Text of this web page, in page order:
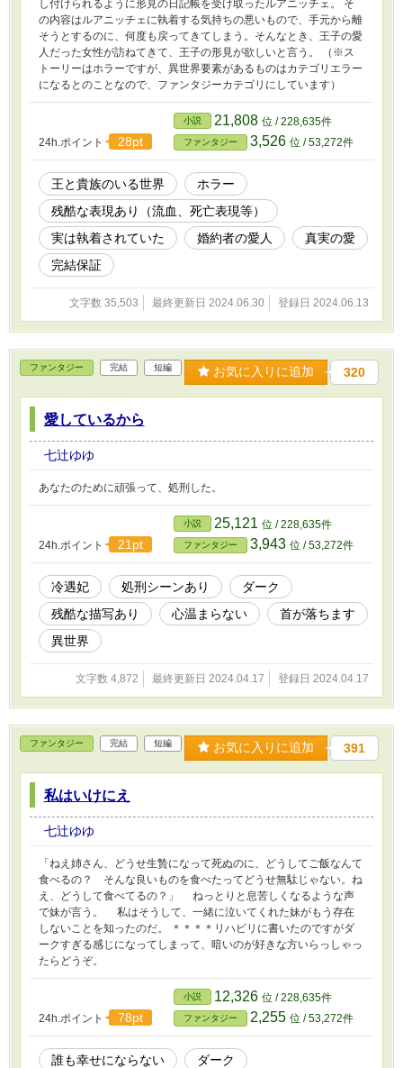
し付けられるように形見の日記帳を受け取ったルアニッチェ。 そ
の内容はルアニッチェに執着する気持ちの悪いもので、手元から離
そうとするのに、何度も戻ってきてしまう。そんなとき、王子の愛
人だった女性が訪ねてきて、王子の形見が欲しいと言う。 （※ス
トーリーはホラーですが、異世界要素があるものはカテゴリエラー
になるとのことなので、ファンタジーカテゴリにしています）
24h.ポイント 28pt
小説 21,808 位 / 228,635件
ファンタジー 3,526 位 / 53,272件
王と貴族のいる世界
ホラー
残酷な表現あり（流血、死亡表現等）
実は執着されていた
婚約者の愛人
真実の愛
完結保証
文字数 35,503 最終更新日 2024.06.30 登録日 2024.06.13
ファンタジー 完結 短編 お気に入りに追加 320
愛しているから
七辻ゆゆ
あなたのために頑張って、処刑した。
24h.ポイント 21pt
小説 25,121 位 / 228,635件
ファンタジー 3,943 位 / 53,272件
冷遇妃 処刑シーンあり
ダーク
残酷な描写あり
心温まらない
首が落ちます
異世界
文字数 4,872 最終更新日 2024.04.17 登録日 2024.04.17
ファンタジー 完結 短編 お気に入りに追加 391
私はいけにえ
七辻ゆゆ
「ねえ姉さん、どうせ生贄になって死ぬのに、どうしてご飯なんて
食べるの？ そんな良いものを食べたってどうせ無駄じゃない。ね
え、どうして食べてるの？」 ねっとりと息苦しくなるような声
で妹が言う。 私はそうして、一緒に泣いてくれた妹がもう存在
しないことを知ったのだ。 ＊＊＊＊リハビリに書いたのですがダ
ークすぎる感じになってしまって、暗いのが好きな方いらっしゃっ
たらどうぞ。
24h.ポイント 78pt
小説 12,326 位 / 228,635件
ファンタジー 2,255 位 / 53,272件
誰も幸せにならない
ダーク